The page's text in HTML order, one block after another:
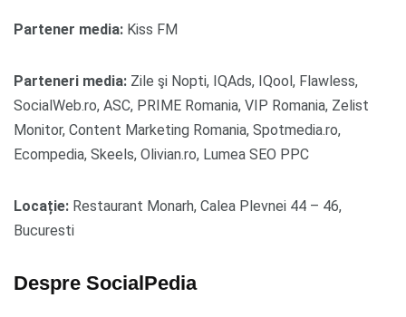
Partener media: Kiss FM
Parteneri media: Zile şi Nopti, IQAds, IQool, Flawless,
SocialWeb.ro, ASC, PRIME Romania, VIP Romania, Zelist
Monitor, Content Marketing Romania, Spotmedia.ro,
Ecompedia, Skeels, Olivian.ro, Lumea SEO PPC
Locație: Restaurant Monarh, Calea Plevnei 44 – 46,
Bucuresti
Despre SocialPedia